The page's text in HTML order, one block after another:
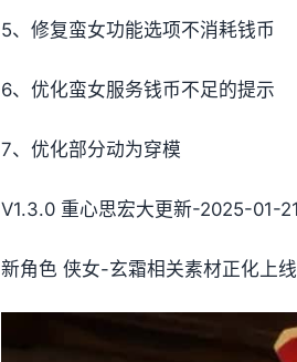
5、修复蛮女功能选项不消耗钱币
6、优化蛮女服务钱币不足的提示
7、优化部分动为穿模
V1.3.0 重心思宏大更新-2025-01-21
新角色 侠女-玄霜相关素材正化上线